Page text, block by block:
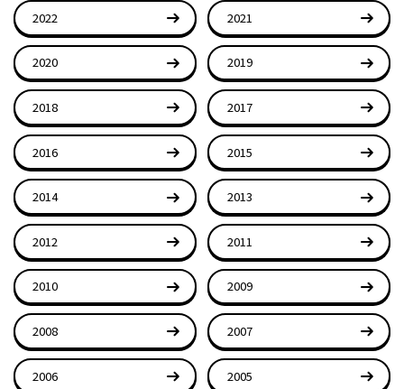
2022 2021
2020 2019
2018 2017
2016 2015
2014 2013
2012 2011
2010 2009
2008 2007
2006 2005